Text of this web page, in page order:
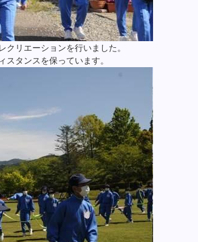
リエーションを行いました。
タンスを保っています。